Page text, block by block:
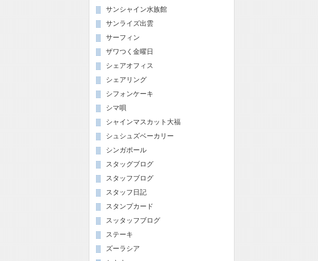
サンシャイン水族館
サンライズ出雲
サーフィン
ザワつく金曜日
シェアオフィス
シェアリング
シフォンケーキ
シマ唄
シャインマスカット大福
シュシュズベーカリー
シンガポール
スタッグブログ
スタッフブログ
スタッフ日記
スタンプカード
スッタッフブログ
ステーキ
ズーラシア